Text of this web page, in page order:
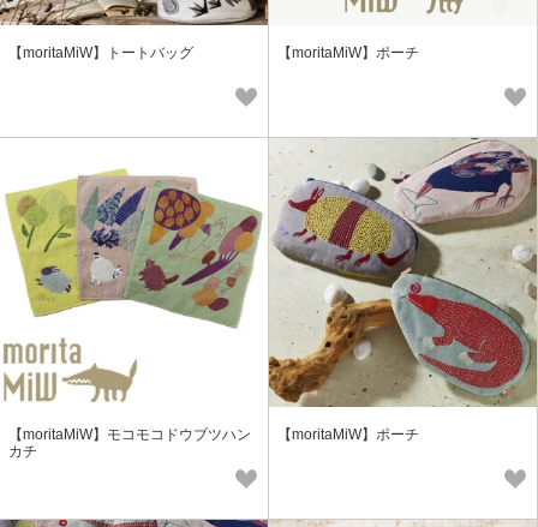
【moritaMiW】トートバッグ 【moritaMiW】ポーチ
【moritaMiW】モコモコドウブツハン
カチ
【moritaMiW】ポーチ